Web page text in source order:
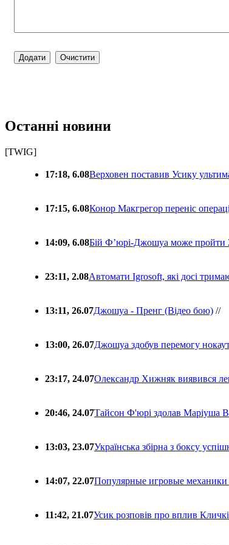
Останні новини
[TWIG]
17:18, 6.08Верховен поставив Усику
17:15, 6.08Конор Макгрегор переніс
14:09, 6.08Бій Ф’юрі-Джошуа може пройти
23:11, 2.08Автомати Igrosoft, які досі
13:11, 26.07Джошуа - Пренг (Відео бою) //
13:00, 26.07Джошуа здобув перемогу
23:17, 24.07Олександр Хижняк виявився
20:46, 24.07Тайсон Ф'юрі здолав Маріуша
13:03, 23.07Українська збірна з боксу
14:07, 22.07Популярные игровые
11:42, 21.07Усик розповів про вплив